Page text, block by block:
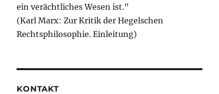
ein verächtliches Wesen ist."
(Karl Marx: Zur Kritik der Hegelschen
Rechtsphilosophie. Einleitung)
KONTAKT